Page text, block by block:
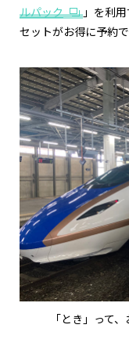
ルパック
」を利
セットがお得に予約で
「とき」って